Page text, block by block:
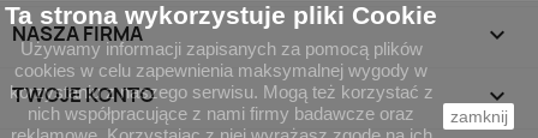
NASZA FIRMA 
TWOJE KONTO 
Ta strona wykorzystuje pliki Cookie
Używamy informacji zapisanych za pomocą plików
cookies w celu zapewnienia maksymalnej wygody w
korzystaniu z naszego serwisu. Mogą też korzystać z
nich współpracujące z nami firmy badawcze oraz
zamknij